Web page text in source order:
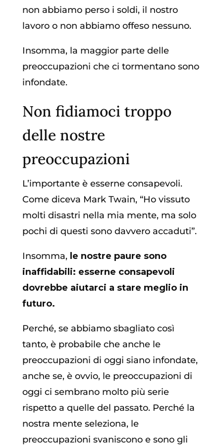
non abbiamo perso i soldi, il nostro
lavoro o non abbiamo offeso nessuno.
Insomma, la maggior parte delle
preoccupazioni che ci tormentano sono
infondate.
Non fidiamoci troppo
delle nostre
preoccupazioni
L’importante è esserne consapevoli.
Come diceva Mark Twain, “Ho vissuto
molti disastri nella mia mente, ma solo
pochi di questi sono davvero accaduti”.
Insomma,le nostre paure sono
inaffidabili: esserne consapevoli
dovrebbe aiutarci a stare meglio in
futuro.
Perché, se abbiamo sbagliato così
tanto, è probabile che anche le
preoccupazioni di oggi siano infondate,
anche se, è ovvio, le preoccupazioni di
oggi ci sembrano molto più serie
rispetto a quelle del passato. Perché la
nostra mente seleziona, le
preoccupazioni svaniscono e sono gli